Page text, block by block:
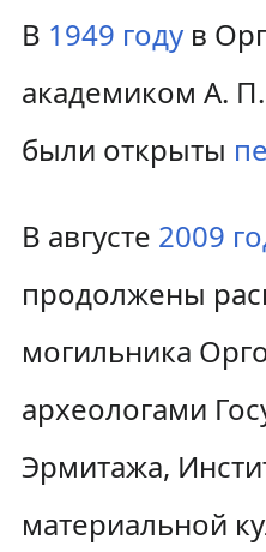
В 1949 годув
академиком А.
были открыты
В августе 2009
продолжены
могильника
археологами
Эрмитажа,
материальной